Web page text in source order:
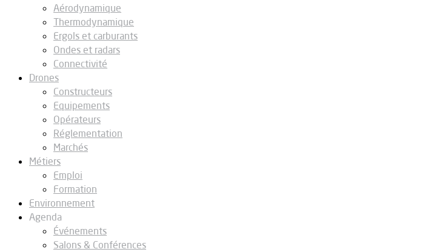
Aérodynamique
Thermodynamique
Ergols et carburants
Ondes et radars
Connectivité
Drones
Constructeurs
Equipements
Opérateurs
Réglementation
Marchés
Métiers
Emploi
Formation
Environnement
Agenda
Événements
Salons & Conférences